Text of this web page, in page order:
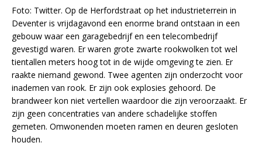
Foto: Twitter. Op de Herfordstraat op het industrieterrein in
Deventer is vrijdagavond een enorme brand ontstaan in een
gebouw waar een garagebedrijf en een telecombedrijf
gevestigd waren. Er waren grote zwarte rookwolken tot wel
tientallen meters hoog tot in de wijde omgeving te zien. Er
raakte niemand gewond. Twee agenten zijn onderzocht voor
inademen van rook. Er zijn ook explosies gehoord. De
brandweer kon niet vertellen waardoor die zijn veroorzaakt. Er
zijn geen concentraties van andere schadelijke stoffen
gemeten. Omwonenden moeten ramen en deuren gesloten
houden.